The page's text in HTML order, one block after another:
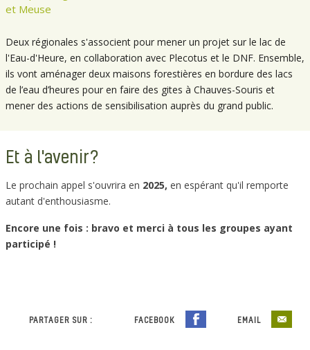
et Meuse
Deux régionales s'associent pour mener un projet sur le lac de
l'Eau-d'Heure, en collaboration avec Plecotus et le DNF. Ensemble,
ils vont aménager deux maisons forestières en bordure des lacs
de l’eau d’heures pour en faire des gites à Chauves-Souris et
mener des actions de sensibilisation auprès du grand public.
Et à l'avenir?
Le prochain appel s'ouvrira en 2025, en espérant qu'il remporte
autant d'enthousiasme.
Encore une fois : bravo et merci à tous les groupes ayant
participé !
PARTAGER SUR : FACEBOOK EMAIL